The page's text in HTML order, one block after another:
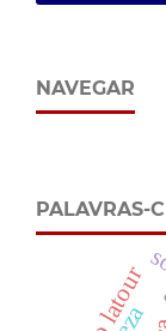
NAVEGAR
PALAVRAS-